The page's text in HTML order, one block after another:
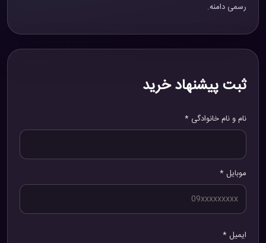
رسمی دامنه.
ثبت پیشنهاد خرید
نام و نام خانوادگی *
موبایل *
ایمیل *